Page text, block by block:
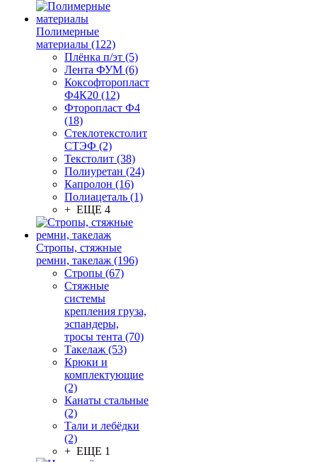
Полимерные
материалы (122)
Плёнка п/эт (5)
Лента ФУМ (6)
Коксофторопласт
Ф4К20 (12)
Фторопласт Ф4
(18)
Стеклотекстолит
СТЭФ (2)
Текстолит (38)
Полиуретан (24)
Капролон (16)
Полиацеталь (1)
+ ЕЩЕ 4
Стропы, стяжные
ремни, такелаж (196)
Стропы (67)
Стяжные
системы
крепления груза,
эспандеры,
тросы тента (70)
Такелаж (53)
Крюки и
комплектующие
(2)
Канаты стальные
(2)
Тали и лебёдки
(2)
+ ЕЩЕ 1